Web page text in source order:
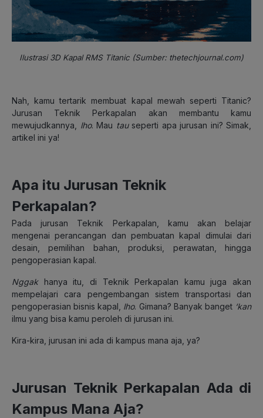
Ilustrasi 3D Kapal RMS Titanic (Sumber: thetechjournal.com)
Nah, kamu tertarik membuat kapal mewah seperti Titanic?
Jurusan Teknik Perkapalan akan membantu kamu
mewujudkannya, lho. Mau tau seperti apa jurusan ini? Simak,
artikel ini ya!
Apa itu Jurusan Teknik
Perkapalan?
Pada jurusan Teknik Perkapalan, kamu akan belajar
mengenai perancangan dan pembuatan kapal dimulai dari
desain, pemilihan bahan, produksi, perawatan, hingga
pengoperasian kapal.
Nggakhanya itu, di Teknik Perkapalan kamu juga akan
mempelajari cara pengembangan sistem transportasi dan
pengoperasian bisnis kapal, lho. Gimana? Banyak banget ‘kan
ilmu yang bisa kamu peroleh di jurusan ini.
Kira-kira, jurusan ini ada di kampus mana aja, ya?
Jurusan Teknik Perkapalan Ada di
Kampus Mana Aja?